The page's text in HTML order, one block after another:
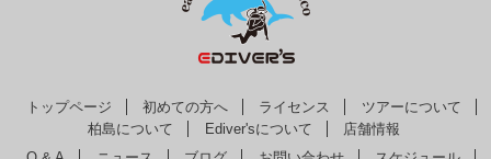
トップページ 初めての方へ ライセンス
ツアーについて
柏島について
Ediver'sについて
店舗情報